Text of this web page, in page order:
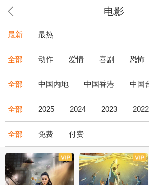
电影
最新 最热
全部 动作 爱情 喜剧 恐怖
全部 中国内地 中国香港 中国
全部 2025 2024 2023 2022
全部 免费 付费